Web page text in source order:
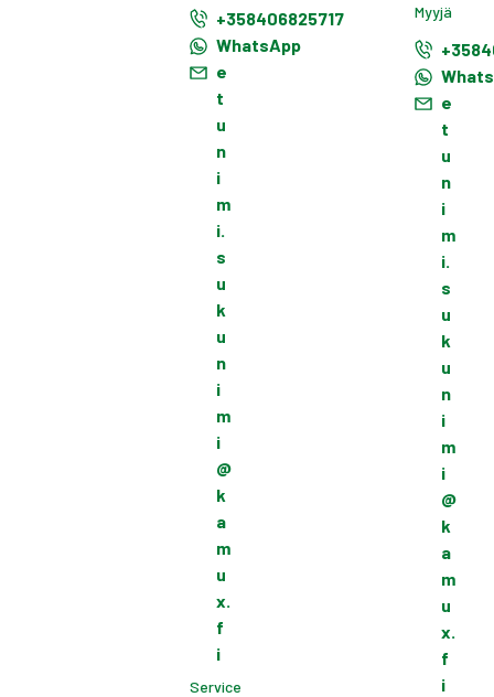
+358406825717
WhatsApp
e
t
u
n
i
m
i.
s
u
k
u
n
i
m
i
@
k
a
m
u
x.
f
i
Service
Myyjä
e
t
u
n
i
m
i.
s
u
k
u
n
i
m
i
@
k
a
m
u
x.
f
i